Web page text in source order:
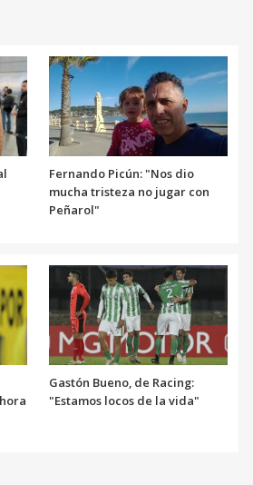
disminuir
el
volumen.
Fernando Picún: "Nos dio
mucha tristeza no jugar con
Peñarol"
Gastón Bueno, de Racing:
"Estamos locos de la vida"